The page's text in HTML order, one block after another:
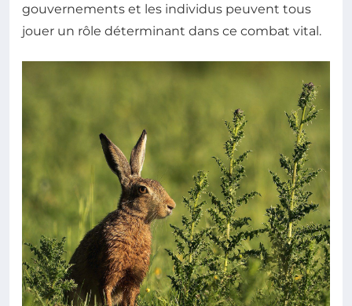
gouvernements et les individus peuvent tous
jouer un rôle déterminant dans ce combat vital.